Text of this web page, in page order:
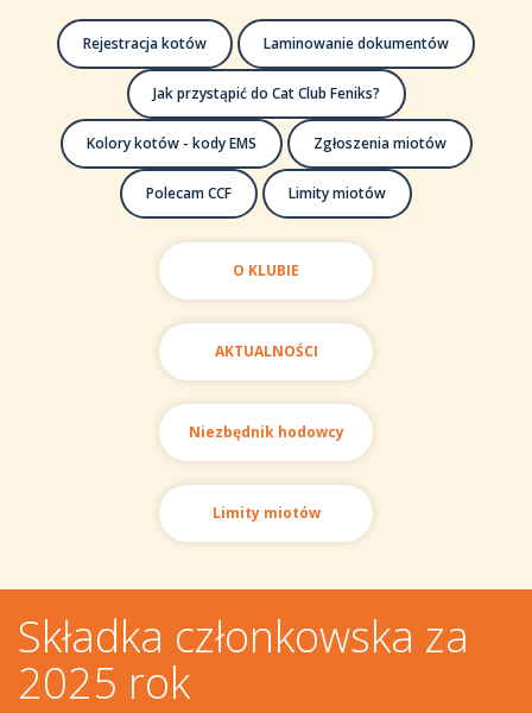
Rejestracja kotów Laminowanie dokumentów
Jak przystąpić do Cat Club Feniks?
Kolory kotów - kody EMS Zgłoszenia miotów
Polecam CCF Limity miotów
O KLUBIE
AKTUALNOŚCI
Niezbędnik hodowcy
Limity miotów
Składka członkowska za
2025 rok